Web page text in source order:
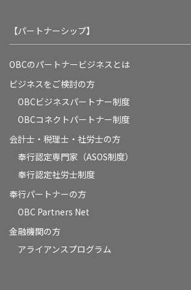
【パートナーシップ】
OBCのパートナービジネスとは
ビジネスをご検討の方
OBCビジネスパートナー制度
OBCコネクトパートナー制度
会計士・税理士・社労士の方
奉行認定専門家（ASOS制度）
奉行認定社労士制度
奉行パートナーの方
OBC Partners Net
金融機関の方
アライアンスプログラム